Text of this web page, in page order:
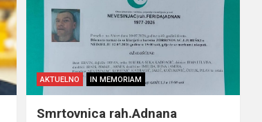
AKTUELNO IN MEMORIAM
Smrtovnica rah.Adnana